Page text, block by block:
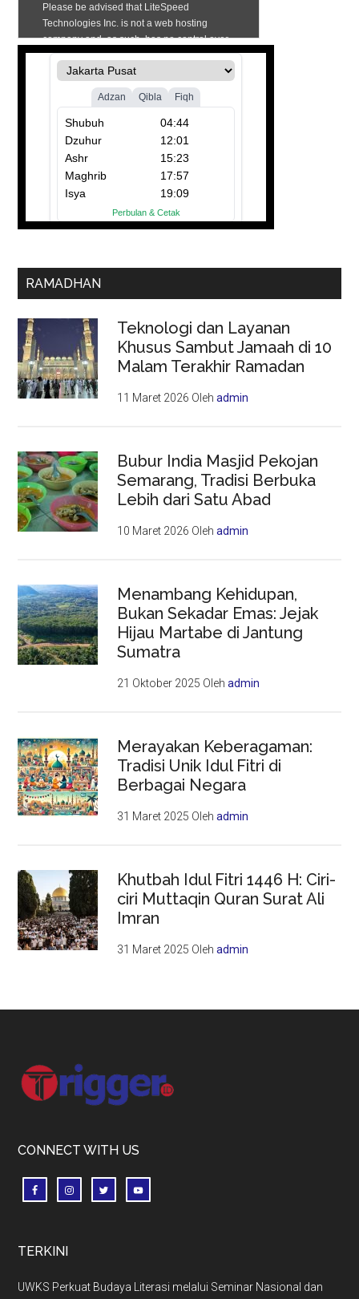
RAMADHAN
Teknologi dan Layanan
Khusus Sambut Jamaah di 10
Malam Terakhir Ramadan
11 Maret 2026 Olehadmin
Bubur India Masjid Pekojan
Semarang, Tradisi Berbuka
Lebih dari Satu Abad
10 Maret 2026 Olehadmin
Menambang Kehidupan,
Bukan Sekadar Emas: Jejak
Hijau Martabe di Jantung
Sumatra
21 Oktober 2025 Olehadmin
Merayakan Keberagaman:
Tradisi Unik Idul Fitri di
Berbagai Negara
31 Maret 2025 Olehadmin
Khutbah Idul Fitri 1446 H: Ciri-
ciri Muttaqin Quran Surat Ali
Imran
31 Maret 2025 Olehadmin
Footer
CONNECT WITH US
TERKINI
UWKS Perkuat Budaya Literasi melalui Seminar Nasional dan